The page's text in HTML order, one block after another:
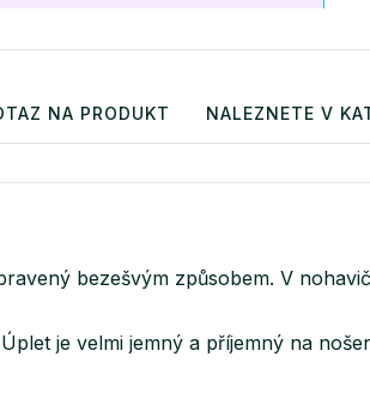
NA PRODUKT NALEZNETE V
bezešvým způsobem. V
je velmi jemný a příjemný na